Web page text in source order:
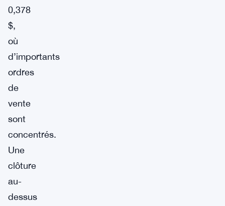
0,378
$,
où
d’importants
ordres
de
vente
sont
concentrés.
Une
clôture
au-
dessus